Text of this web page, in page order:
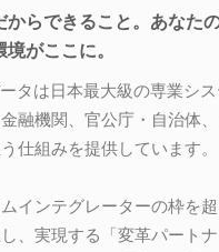
からできること。あなた
がここに。
タは日本最大級の専業シ
融機関、官公庁・自治体
仕組みを提供しています。
インテグレーターの枠を
、実現する「変革パート